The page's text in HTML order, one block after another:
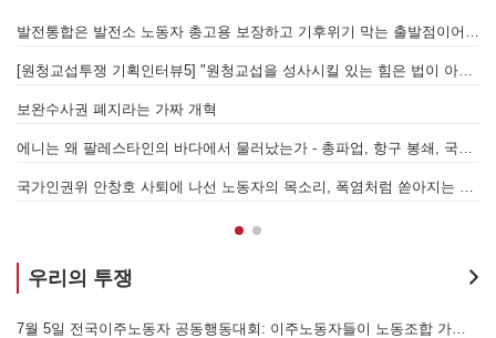
발전통합은 발전소 노동자 총고용 보장하고 기후위기 막는 출발점이어야 한다!
[원청교섭투쟁 기획인터뷰5] "원청교섭을 성사시킬 있는 힘은 법이 아니라 단결투쟁입니다" - 현대제철 비정규직지회 이상규 동지
에니는 왜 팔레스타인의 바다에서 물러났는가 - 총파업, 항구 봉쇄, 국제 연대가 만들어 낸 에너지 자본의 후퇴
국가인권위 안창호 사퇴에 나선 노동자의 목소리, 폭염처럼 쏟아지는 불평등에 맞서 노동자계급의 메아리를!
경동도시가스 고객서비스센터 안전업무 외주화, 멈춰라!
[번역] 빵과 장미: 자본주의 아래서의 젠더와 계급 (0) 들어가며
누구의 자유인가, 누구를 위한 자유인가 - 왜곡되고 박제된 광주를 넘어
우리의 투쟁
7월 5일 전국이주노동자 공동행동대회: 이주노동자들이 노동조합 가입을 선언하다